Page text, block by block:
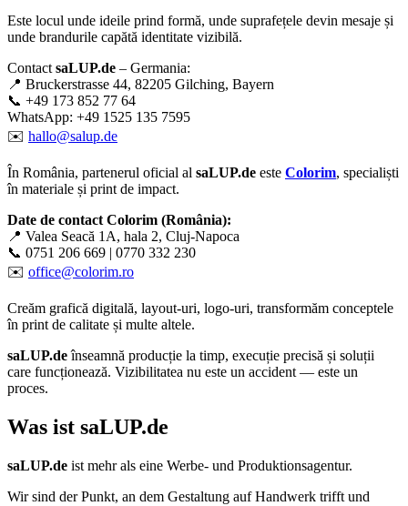
Este locul unde ideile prind formă, unde suprafețele devin mesaje și
unde brandurile capătă identitate vizibilă.
Contact saLUP.de – Germania:
📍 Bruckerstrasse 44, 82205 Gilching, Bayern
📞 +49 173 852 77 64
WhatsApp: +49 1525 135 7595
✉️ hallo@salup.de
În România, partenerul oficial al saLUP.de este Colorim, specialiști
în materiale și print de impact.
Date de contact Colorim (România):
📍 Valea Seacă 1A, hala 2, Cluj-Napoca
📞 0751 206 669 | 0770 332 230
✉️ office@colorim.ro
Creăm grafică digitală, layout-uri, logo-uri, transformăm conceptele
în print de calitate și multe altele.
saLUP.deînseamnă producție la timp, execuție precisă și soluții
care funcționează. Vizibilitatea nu este un accident — este un
proces.
Was ist saLUP.de
saLUP.de ist mehr als eine Werbe- und Produktionsagentur.
Wir sind der Punkt, an dem Gestaltung auf Handwerk trifft und